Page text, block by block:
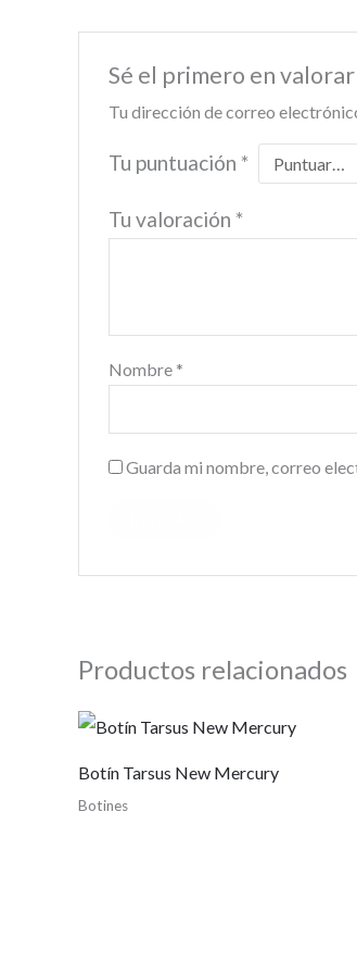
Sé el primero en
Tu dirección de correo
Tu puntuación *
Tu valoración *
Nombre *
Guarda mi nombre, correo
Productos relacionados
Botín Tarsus New Mercury
Botines